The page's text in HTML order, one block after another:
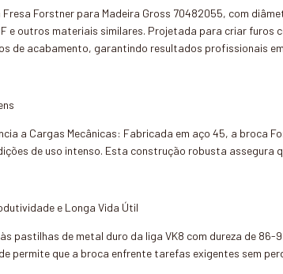
Fresa Forstner para Madeira Gross 70482055, com
e outros materiais similares. Projetada para criar
de acabamento, garantindo resultados profissionais
a Cargas Mecânicas: Fabricada em aço 45, a broca
de uso intenso. Esta construção robusta assegura
e Longa Vida Útil
pastilhas de metal duro da liga VK8 com dureza de
permite que a broca enfrente tarefas exigentes sem